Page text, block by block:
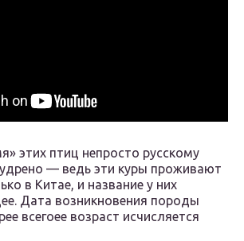
этих птиц непросто русскому
— ведь эти куры проживают
в Китае, и название у них
Дата возникновения породы
всегоее возраст исчисляется